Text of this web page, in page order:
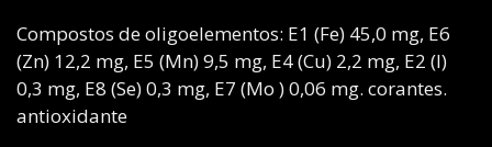
Compostos de oligoelementos: E1 (Fe) 45,0 mg, E6
(Zn) 12,2 mg, E5 (Mn) 9,5 mg, E4 (Cu) 2,2 mg, E2 (I)
0,3 mg, E8 (Se) 0,3 mg, E7 (Mo ) 0,06 mg. corantes.
antioxidante